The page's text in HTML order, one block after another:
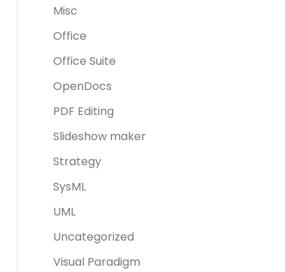
Misc
Office
Office Suite
OpenDocs
PDF Editing
Slideshow maker
Strategy
SysML
UML
Uncategorized
Visual Paradigm